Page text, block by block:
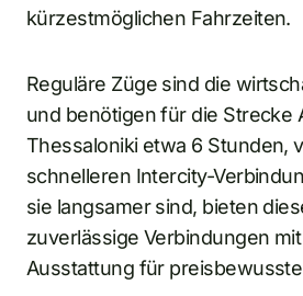
kürzestmöglichen Fahrzeiten.
Reguläre Züge sind die
und benötigen für die Strecke
Thessaloniki etwa 6 Stunden,
schnelleren Intercity-
sie langsamer sind, bieten
zuverlässige Verbindungen
Ausstattung für